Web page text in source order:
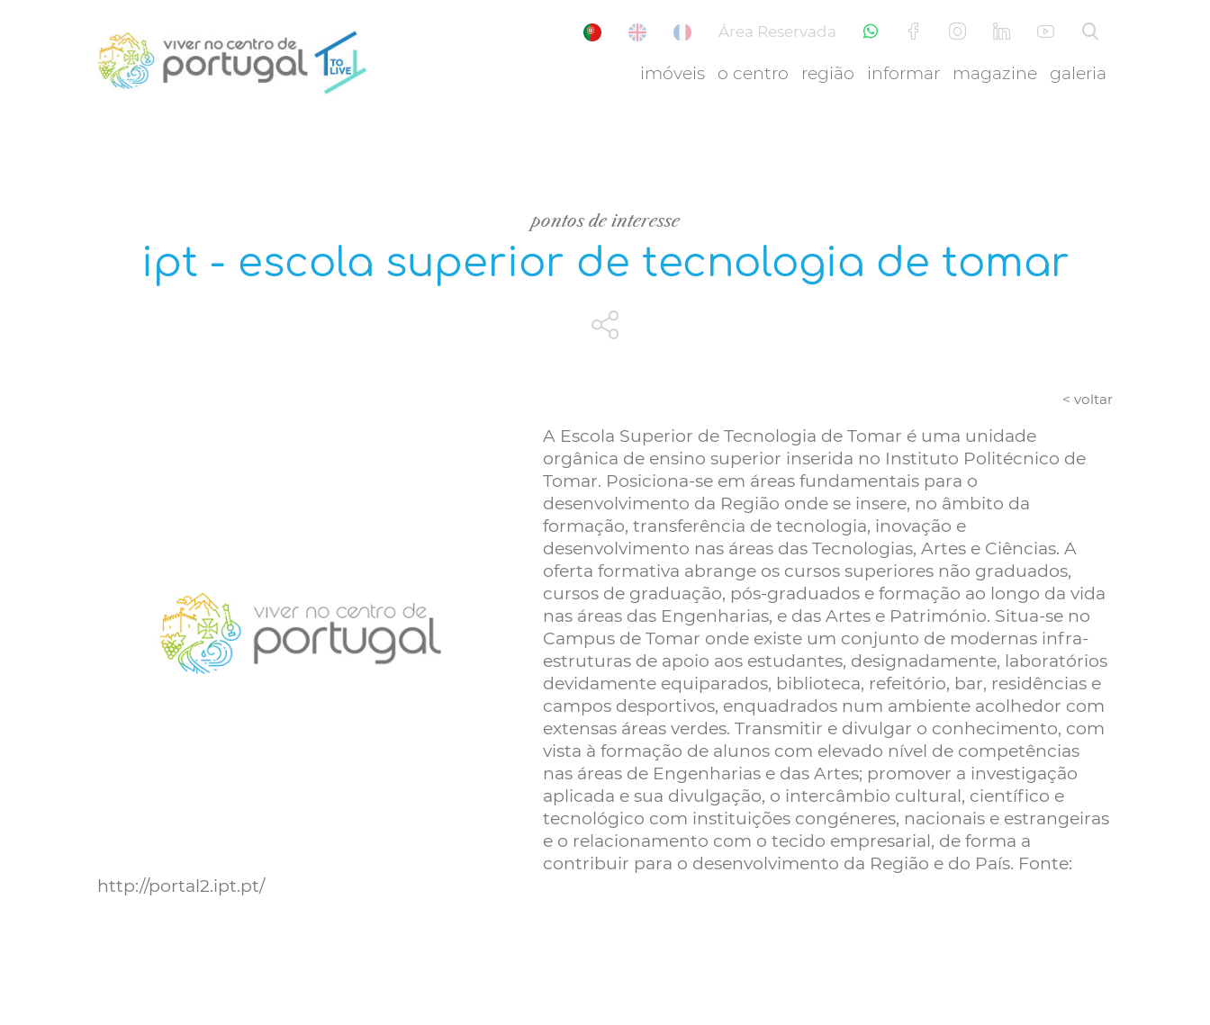
Área Reservada
imóveis o centro região informar magazine galeria
pontos de interesse
ipt - escola superior de tecnologia de tomar
< voltar
A Escola Superior de Tecnologia de Tomar é uma unidade
orgânica de ensino superior inserida no Instituto Politécnico de
Tomar. Posiciona-se em áreas fundamentais para o
desenvolvimento da Região onde se insere, no âmbito da
formação, transferência de tecnologia, inovação e
desenvolvimento nas áreas das Tecnologias, Artes e Ciências. A
oferta formativa abrange os cursos superiores não graduados,
cursos de graduação, pós-graduados e formação ao longo da vida
nas áreas das Engenharias, e das Artes e Património. Situa-se no
Campus de Tomar onde existe um conjunto de modernas infra-
estruturas de apoio aos estudantes, designadamente, laboratórios
devidamente equiparados, biblioteca, refeitório, bar, residências e
campos desportivos, enquadrados num ambiente acolhedor com
extensas áreas verdes. Transmitir e divulgar o conhecimento, com
vista à formação de alunos com elevado nível de competências
nas áreas de Engenharias e das Artes; promover a investigação
aplicada e sua divulgação, o intercâmbio cultural, científico e
tecnológico com instituições congéneres, nacionais e estrangeiras
e o relacionamento com o tecido empresarial, de forma a
contribuir para o desenvolvimento da Região e do País. Fonte:
http://portal2.ipt.pt/